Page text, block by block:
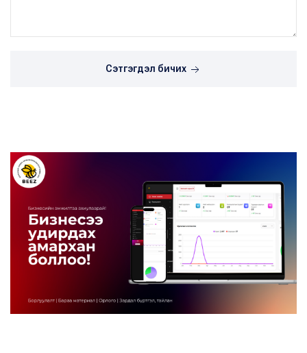
Сэтгэгдэл бичих